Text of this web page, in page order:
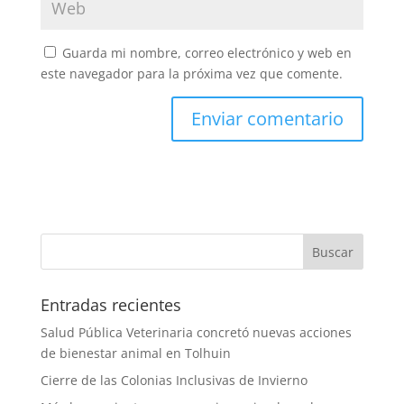
Guarda mi nombre, correo electrónico y web en
este navegador para la próxima vez que comente.
Entradas recientes
Salud Pública Veterinaria concretó nuevas acciones
de bienestar animal en Tolhuin
Cierre de las Colonias Inclusivas de Invierno